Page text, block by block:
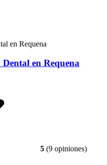
en Requena
5 (9 opiniones)